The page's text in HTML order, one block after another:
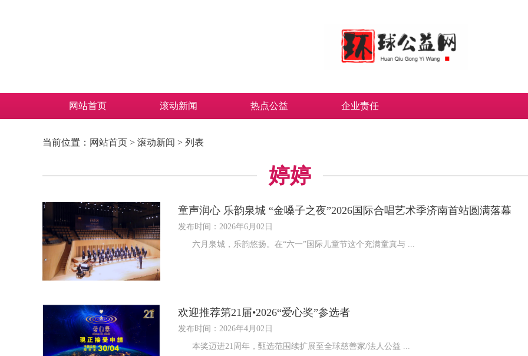
网站首页 滚动新闻 热点公益 企业责任
当前位置： 网站首页 > 滚动新闻 > 列表
婷婷
童声润心 乐韵泉城 “金嗓子之夜”2026国际合唱艺术季济南首站圆满落幕
发布时间：2026年6月02日
六月泉城，乐韵悠扬。在“六一”国际儿童节这个充满童真与 ...
欢迎推荐第21届•2026“爱心奖”参选者
发布时间：2026年4月02日
本奖迈进21周年，甄选范围续扩展至全球慈善家/法人公益 ...